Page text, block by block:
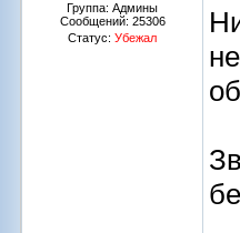
Группа: Админы
Сообщений: 25306
Статус: Убежал